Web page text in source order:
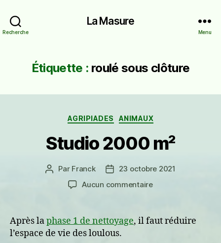
Recherche
La Masure
Menu
Étiquette : roulé sous clôture
Catégories
AGRIPIADES ANIMAUX
Studio 2000 m²
Auteur
l’article
Par Franck
Date23 octobre 2021
Aucun commentairesur
m²
Après laphase 1 de nettoyage, il faut réduire
l’espace de vie des loulous.